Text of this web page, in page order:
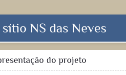
sítio NS das Neves
do projeto